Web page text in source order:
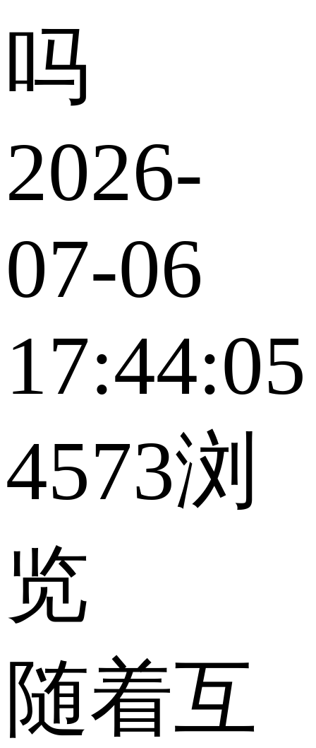
吗
2026-
07-06
17:44:05
4573浏
览
随着互